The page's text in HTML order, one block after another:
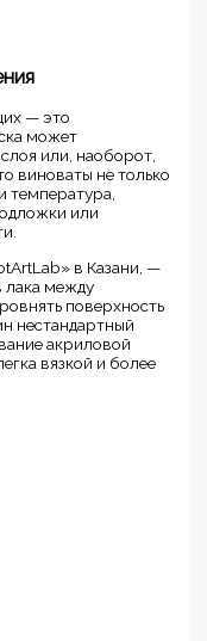
— это
может
или, наоборот,
виноваты не только
температура,
или
в Казани, —
лака между
поверхность
нестандартный
акриловой
вязкой и более